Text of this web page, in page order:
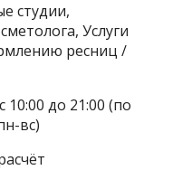
студии,
Услуги
ресниц /
до 21:00 (по
вс)